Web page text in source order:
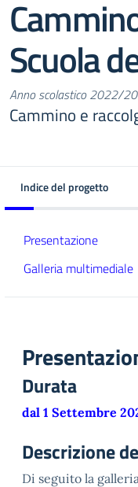
Scuola
Anno scolastico 2022/
Cammino e
Indice del progetto
Presentazione
Galleria multimediale
Durata
dal 1 Settembre
Descrizione
Di seguito la